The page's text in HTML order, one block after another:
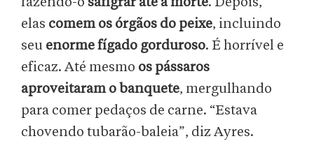
elas comem os órgãos do peixe, incluindo
seu enorme fígado gorduroso. É horrível e
eficaz. Até mesmo os pássaros
aproveitaram o banquete, mergulhando
para comer pedaços de carne. “Estava
chovendo tubarão-baleia”, diz Ayres.